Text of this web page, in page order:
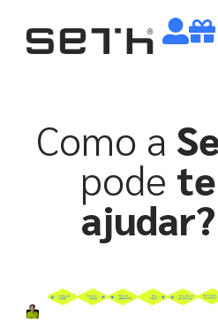
Como a
pode te
ajudar?